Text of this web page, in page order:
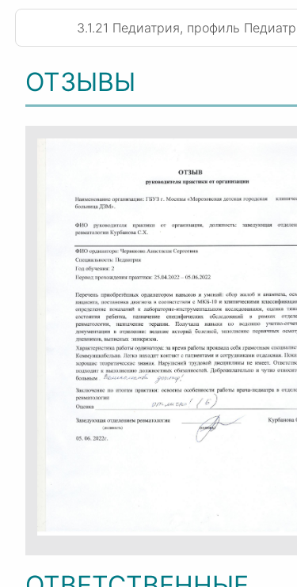
3.1.21 Педиатрия, профиль
ОТЗЫВЫ